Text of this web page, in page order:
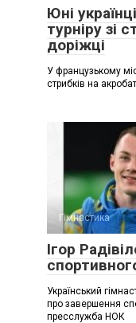
Юні
турніру зі
доріжці
У французькому
стрибків на
Гімнастика
Ігор
Український
про завершення
пресслужба НОК